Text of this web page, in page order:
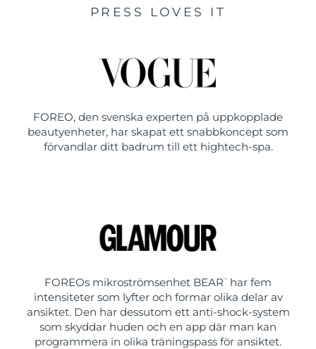
PRESS LOVES IT
FOREO, den svenska experten på uppkopplade
beautyenheter, har skapat ett snabbkoncept som
förvandlar ditt badrum till ett hightech-spa.
FOREOs mikroströmsenhet BEAR ™
har fem
intensiteter som lyfter och formar olika delar av
ansiktet. Den har dessutom ett anti-shock-system
som skyddar huden och en app där man kan
programmera in olika träningspass för ansiktet.